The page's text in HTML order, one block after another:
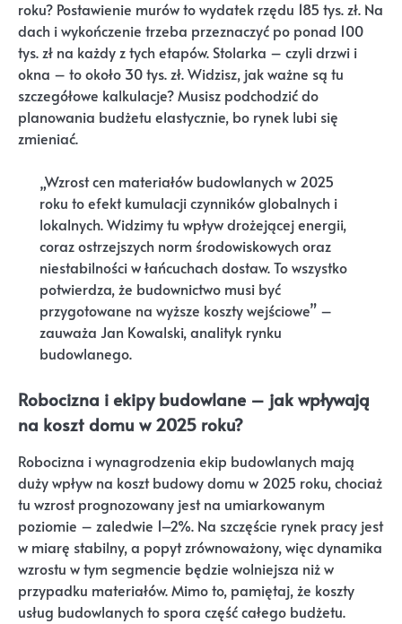
roku? Postawienie murów to wydatek rzędu 185 tys. zł. Na
dach i wykończenie trzeba przeznaczyć po ponad 100
tys. zł na każdy z tych etapów. Stolarka – czyli drzwi i
okna – to około 30 tys. zł. Widzisz, jak ważne są tu
szczegółowe kalkulacje? Musisz podchodzić do
planowania budżetu elastycznie, bo rynek lubi się
zmieniać.
„Wzrost cen materiałów budowlanych w 2025
roku to efekt kumulacji czynników globalnych i
lokalnych. Widzimy tu wpływ drożejącej energii,
coraz ostrzejszych norm środowiskowych oraz
niestabilności w łańcuchach dostaw. To wszystko
potwierdza, że budownictwo musi być
przygotowane na wyższe koszty wejściowe” –
zauważa Jan Kowalski, analityk rynku
budowlanego.
Robocizna i ekipy budowlane – jak wpływają
na koszt domu w 2025 roku?
Robocizna i wynagrodzenia ekip budowlanych mają
duży wpływ na koszt budowy domu w 2025 roku, chociaż
tu wzrost prognozowany jest na umiarkowanym
poziomie – zaledwie 1–2%. Na szczęście rynek pracy jest
w miarę stabilny, a popyt zrównoważony, więc dynamika
wzrostu w tym segmencie będzie wolniejsza niż w
przypadku materiałów. Mimo to, pamiętaj, że koszty
usług budowlanych to spora część całego budżetu.